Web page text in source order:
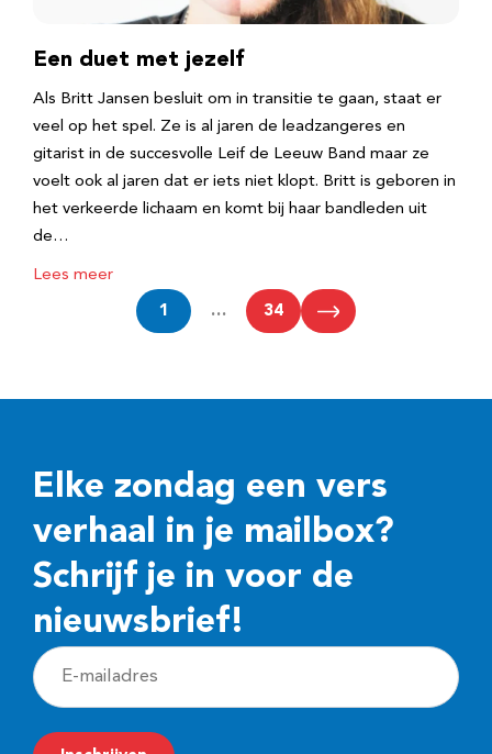
Een duet met jezelf
Als Britt Jansen besluit om in transitie te gaan, staat er
veel op het spel. Ze is al jaren de leadzangeres en
gitarist in de succesvolle Leif de Leeuw Band maar ze
voelt ook al jaren dat er iets niet klopt. Britt is geboren in
het verkeerde lichaam en komt bij haar bandleden uit
de…
Lees meer
1 … 34
Elke zondag een vers
verhaal in je mailbox?
Schrijf je in voor de
nieuwsbrief!
E
-
m